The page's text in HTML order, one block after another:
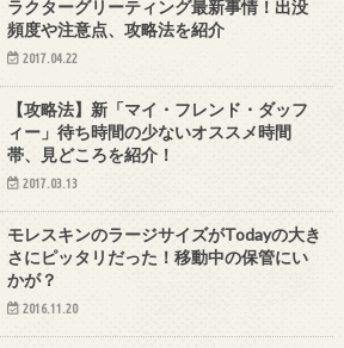
ラクターグリーティング最新事情！出没
頻度や注意点、攻略法を紹介
2017.04.22
【攻略法】新「マイ・フレンド・ダッフ
ィー」待ち時間の少ないオススメ時間
帯、見どころを紹介！
2017.03.13
モレスキンのラージサイズがTodayの大き
さにピッタリだった！移動中の保管にい
かが？
2016.11.20